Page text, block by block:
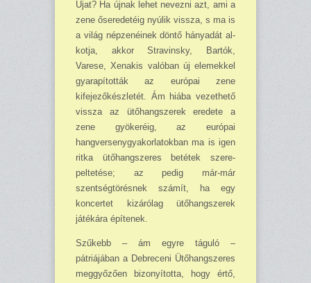
Újat? Ha újnak lehet nevezni azt, ami a
zene őseredetéig nyúlik vissza, s ma is
a világ nép­zenéinek döntő hányadát al­
kotja, akkor Stravinsky, Bar­tók,
Varese, Xenakis valóban új elemekkel
gyarapították az európai zene
kifejezőkész­letét. Ám hiába vezethető
vissza az ütőhangszerek ere­dete a
zene gyökeréig, az európai
hangversenygyakor­latokban ma is igen
ritka ütőhangszeres betétek szere­
peltetése; az pedig már-már
szentségtörésnek számít, ha egy
koncertet kizárólag ütő­hangszerek
játékára építe­nek.
Szűkebb – ám egyre tágu­ló –
pátriájában a Debrece­ni Ütőhangszeres
meggyő­zően bizonyította, hogy értő,